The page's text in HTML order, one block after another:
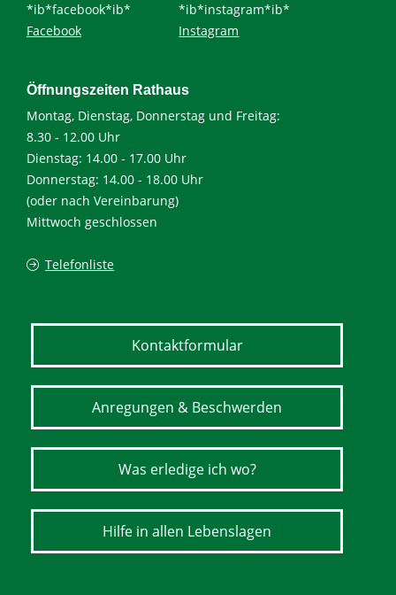
*ib*facebook*ib*
Facebook
*ib*instagram*ib*
Instagram
Öffnungszeiten Rathaus
Montag, Dienstag, Donnerstag und Freitag:
8.30 - 12.00 Uhr
Dienstag: 14.00 - 17.00 Uhr
Donnerstag: 14.00 - 18.00 Uhr
(oder nach Vereinbarung)
Mittwoch geschlossen
Telefonliste
Kontaktformular
Anregungen & Beschwerden
Was erledige ich wo?
Hilfe in allen Lebenslagen